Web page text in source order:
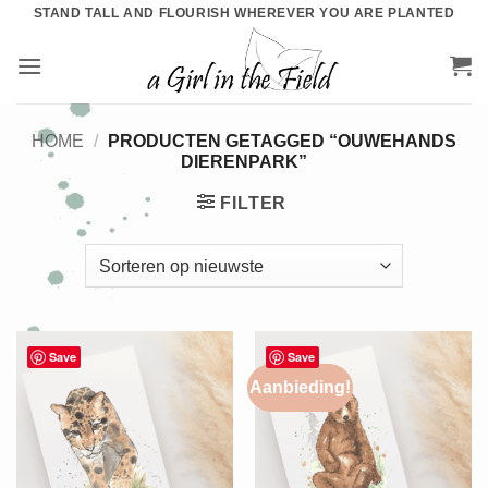
inhoud
STAND TALL AND FLOURISH WHEREVER YOU ARE PLANTED
HOME /
PRODUCTEN GETAGGED “OUWEHANDS
DIERENPARK”
FILTER
Save Save
Aanbieding!